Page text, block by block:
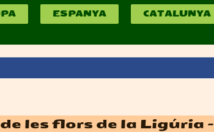
ESPANYA CATALUNYA
les flors de la Ligúria